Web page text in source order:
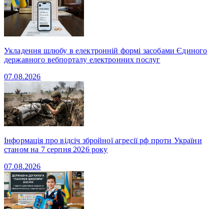
Укладення шлюбу в електронній формі засобами Єдиного
державного вебпорталу електронних послуг
07.08.2026
Інформація про відсіч збройної агресії рф проти України
станом на 7 серпня 2026 року
07.08.2026